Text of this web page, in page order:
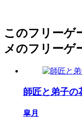
このフリーゲ
メのフリーゲ
師匠と弟子の
皐月